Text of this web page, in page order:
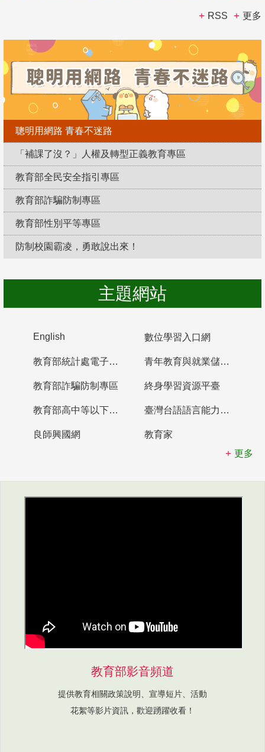
RSS 更多
聰明用網路 青春不迷路
「補課了沒？」人權及轉型正義教育專區
教育部全民安全指引專區
教育部詐騙防制專區
教育部性別平等專區
防制校園霸凌，勇敢說出來！
主題網站
English 數位學習入口網
教育部統計處電子書櫃 青年教育與就業儲蓄帳戶
教育部詐騙防制專區 終身學習資源平臺
教育部高中等以下學校及幼兒園教師資格檢定考試 臺灣台語語言能力認證網站
良師興國網
教育家
更多
教育部影音頻道
提供教育相關政策說明、宣導短片、活動
花絮等影片資訊，歡迎踴躍收看！